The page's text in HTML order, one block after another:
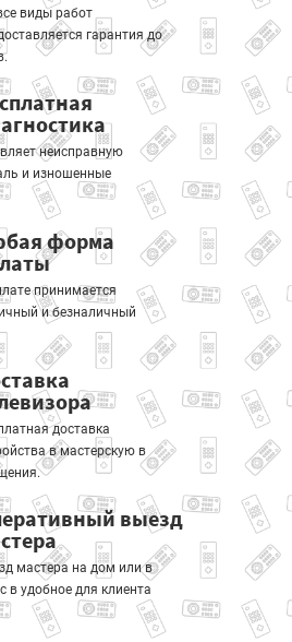
виды работ
гарантия до
неисправную
и изношенные
форма
принимается
и безналичный
доставка
в мастерскую в
выезд
мастера на дом или в
в удобное для клиента